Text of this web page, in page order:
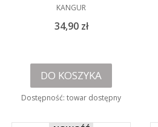
PRODUCENT
KANGUR
Cena
34,90 zł
DO KOSZYKA
Dostępność: towar dostępny